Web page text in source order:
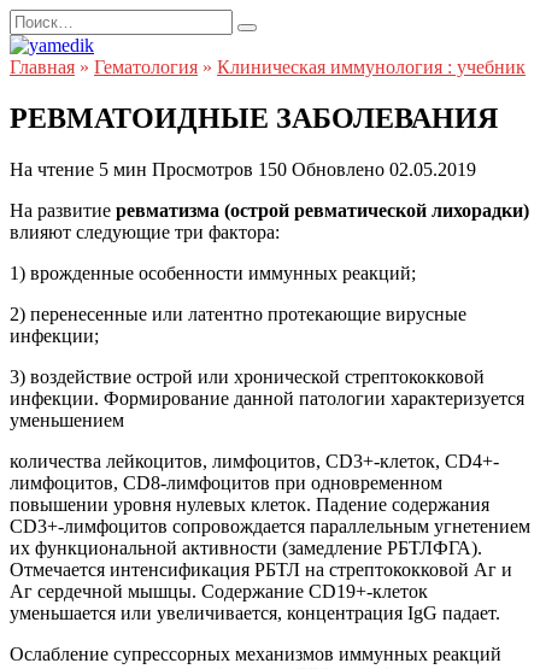
Перейти
к
содержанию
Search
for:
Главная » Гематология » Клиническая иммунология : учебник
РЕВМАТОИДНЫЕ ЗАБОЛЕВАНИЯ
На чтение 5 мин Просмотров 150 Обновлено 02.05.2019
На развитие ревматизма (острой ревматической лихорадки)
влияют следующие три фактора:
1) врожденные особенности иммунных реакций;
2) перенесенные или латентно протекающие вирусные
инфекции;
3) воздействие острой или хронической стрептококковой
инфекции. Формирование данной патологии характеризуется
уменьшением
количества лейкоцитов, лимфоцитов, СD3+-клеток, СD4+-
лимфоцитов, СD8-лимфоцитов при одновременном
повышении уровня нулевых клеток. Падение содержания
CD3+-лимфоцитов сопровождается параллельным угнетением
их функциональной активности (замедление РБТЛФГА).
Отмечается интенсификация РБТЛ на стрептококковой Аг и
Аг сердечной мышцы. Содержание CD19+-клеток
уменьшается или увеличивается, концентрация IgG падает.
Ослабление супрессорных механизмов иммунных реакций